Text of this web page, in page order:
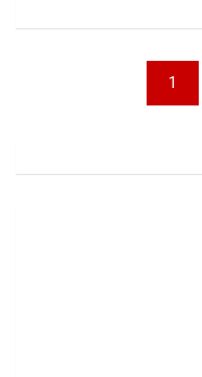
1